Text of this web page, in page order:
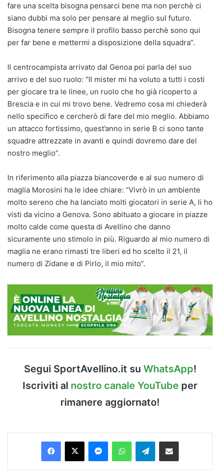
fare una scelta bisogna pensarci bene ma non perchè ci
siano dubbi ma solo per pensare al meglio sul futuro.
Bisogna tenere sempre il profilo basso perchè sono qui
per far bene e mettermi a disposizione della squadra”.
Il centrocampista arrivato dal Genoa poi parla del suo
arrivo e del suo ruolo: “Il mister mi ha voluto a tutti i costi
per giocare tra le linee, un ruolo che ho già ricoperto a
Brescia e in cui mi trovo bene. Vedremo cosa mi chiederà
nello specifico e cercherò di fare del mio meglio. Abbiamo
un attacco fortissimo, quest’anno in serie B ci sono tante
squadre attrezzate in avanti e quindi dovremo dare del
nostro meglio”.
In riferimento alla piazza biancoverde e al suo numero di
maglia Morosini ha le idee chiare: “Vivrò in un ambiente
molto sereno che ha lanciato molti giocatori in serie A, li ho
visti da vicino a Genova. Sono abituato a giocare in piazze
molto calde come questa di Avellino che danno
sicuramente uno stimolo in più. Riguardo al mio numero di
maglia ne erano rimasti tre liberi ed ho scelto il 21, il
numero di Zidane e di Pirlo, il mio mito”.
Segui SportAvellino.it su WhatsApp!
Iscriviti al nostro canale YouTube per
rimanere aggiornato!
Facebook
X MessengerWhatsAppTelegramCondividi via Email